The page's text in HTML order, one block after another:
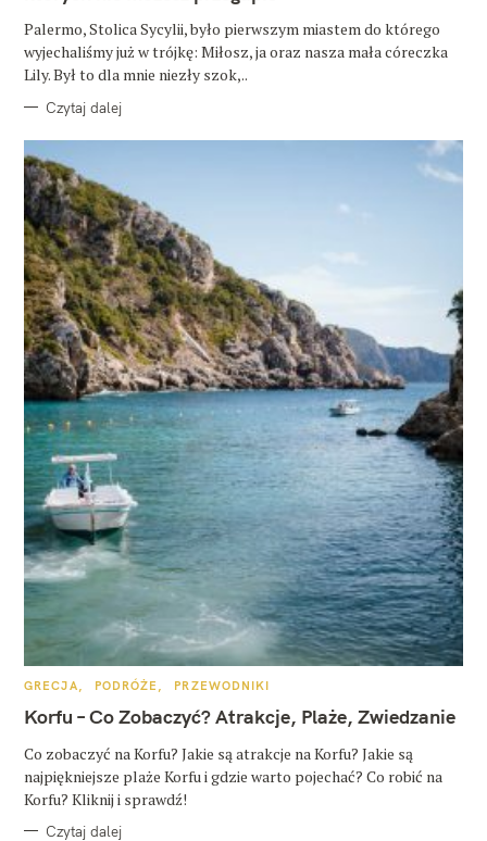
Palermo, Stolica Sycylii, było pierwszym miastem do którego
wyjechaliśmy już w trójkę: Miłosz, ja oraz nasza mała córeczka
Lily. Był to dla mnie niezły szok,..
Czytaj dalej
K
T
E
O
R
I
GRECJA PODRÓŻE PRZEWODNIKI
Korfu – Co Zobaczyć? Atrakcje, Plaże, Zwiedzanie
Co zobaczyć na Korfu? Jakie są atrakcje na Korfu? Jakie są
najpiękniejsze plaże Korfu i gdzie warto pojechać? Co robić na
Korfu? Kliknij i sprawdź!
Czytaj dalej